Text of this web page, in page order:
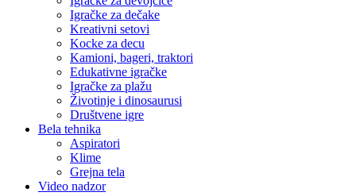
Igračke za dečake
Kreativni setovi
Kocke za decu
Kamioni, bageri, traktori
Edukativne igračke
Igračke za plažu
Životinje i dinosaurusi
Društvene igre
Bela tehnika
Aspiratori
Klime
Grejna tela
Video nadzor